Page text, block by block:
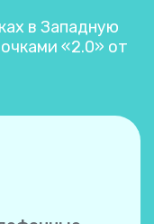
в Западную
«2.0» от